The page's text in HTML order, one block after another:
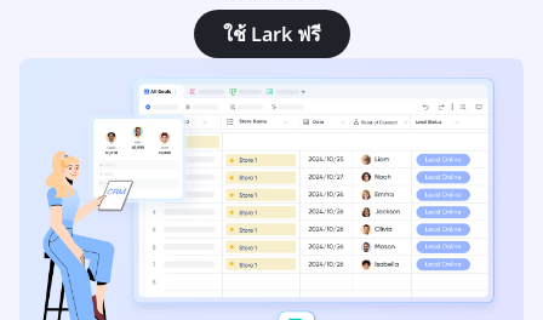
ใช้ Lark ฟรี